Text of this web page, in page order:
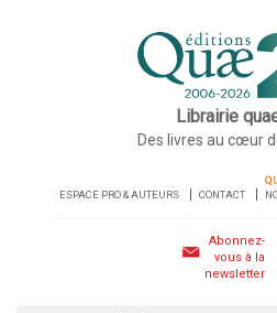
Librairie
Des livres au cœur
ESPACE PRO & AUTEURS CONTACT
Abonnez-
vous à la
newsletter